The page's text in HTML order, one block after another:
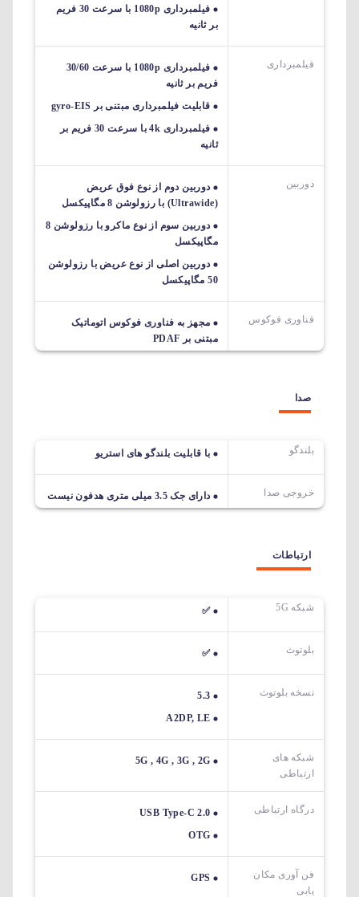
فیلمبرداری 1080p با سرعت 30 فریم
بر ثانیه
فیلمبرداری
فیلمبرداری 1080p با سرعت 30/60
فریم بر ثانیه
قابلیت فیلمبرداری مبتنی بر gyro-EIS
فیلمبرداری 4k با سرعت 30 فریم بر
ثانیه
دوربین
دوربین دوم از نوع فوق عریض
(Ultrawide) با رزولوشن 8 مگاپیکسل
دوربین سوم از نوع ماکرو با رزولوشن 8
مگاپیکسل
دوربین اصلی از نوع عریض با رزولوشن
50 مگاپیکسل
فناوری فوکوس
مجهز به فناوری فوکوس اتوماتیک
مبتنی بر PDAF
صدا
بلندگو با قابلیت بلندگو های استریو
خروجی صدا دارای جک 3.5 میلی متری هدفون نیست
ارتباطات
شبکه 5G ✅
بلوتوث ✅
نسخه بلوتوث
5.3
A2DP, LE
شبکه های
ارتباطی
5G , 4G , 3G , 2G
درگاه ارتباطی
USB Type-C 2.0
OTG
فن آوری مکان
یابی
GPS